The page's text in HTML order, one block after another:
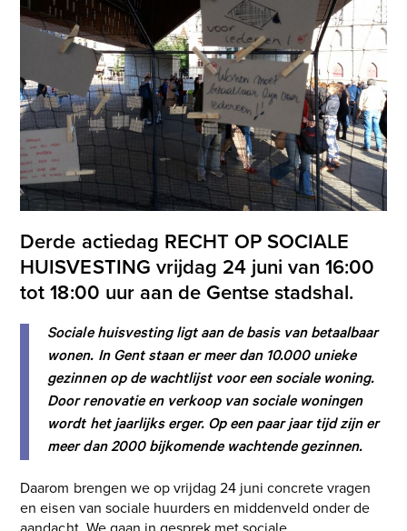
Derde actiedag RECHT OP SOCIALE
HUISVESTING vrijdag 24 juni van 16:00
tot 18:00 uur aan de Gentse stadshal.
Sociale huisvesting ligt aan de basis van betaalbaar
wonen. In Gent staan er meer dan 10.000 unieke
gezinnen op de wachtlijst voor een sociale woning.
Door renovatie en verkoop van sociale woningen
wordt het jaarlijks erger. Op een paar jaar tijd zijn er
meer dan 2000 bijkomende wachtende gezinnen.
Daarom brengen we op vrijdag 24 juni concrete vragen
en eisen van sociale huurders en middenveld onder de